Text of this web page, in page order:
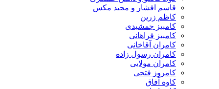
قاسم افشار و مجید مکس
کاظم زرین
کامبیز جمشیدی
کامبیز فراهانی
کامران آقاخانی
کامران رسول زاده
کامران مولایی
کامروز فتحی
کاوه آفاق